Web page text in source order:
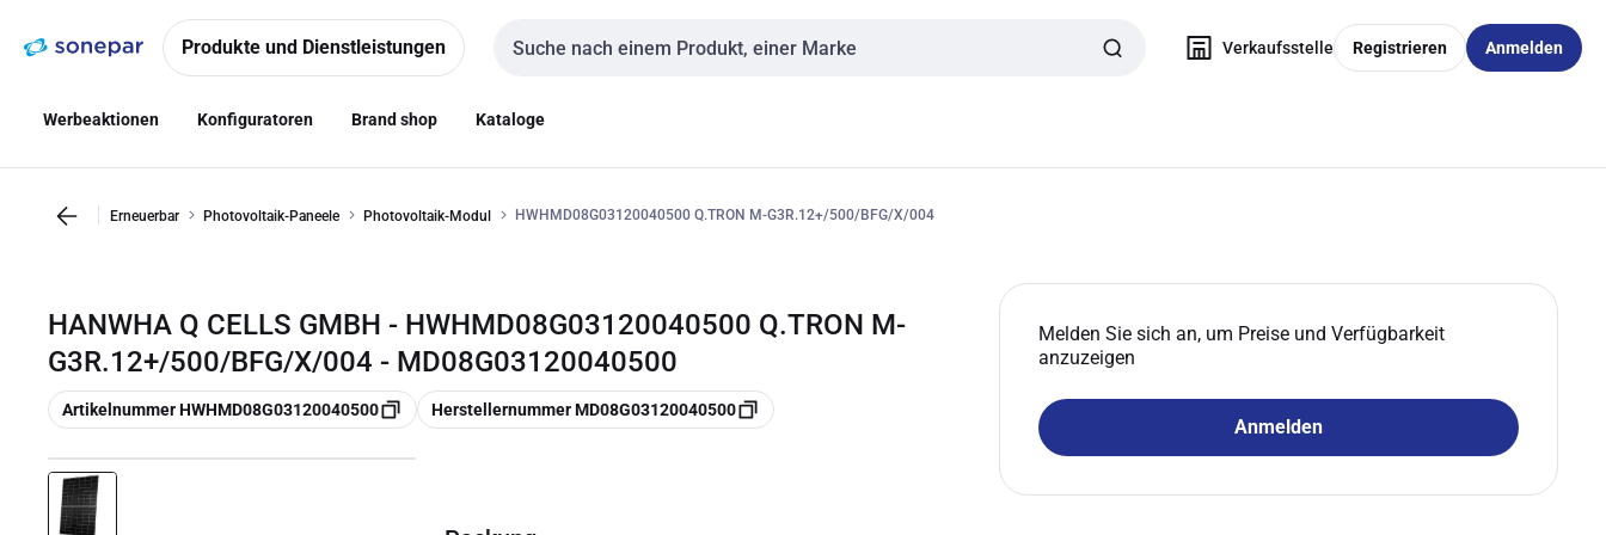
NavigationInhalt
Produkte und Dienstleistungen
Sucheingabe
Verkaufsstelle Registrieren Anmelden
Werbeaktionen Konfiguratoren Brand shop Kataloge
Erneuerbar Photovoltaik-Paneele Photovoltaik-Modul HWHMD08G03120040500 Q.TRON M-G3R.12+/500/BFG/X/004
HANWHA Q CELLS GMBH - HWHMD08G03120040500 Q.TRON M-
G3R.12+/500/BFG/X/004 - MD08G03120040500
Kopieren
Artikelnummer HWHMD08G03120040500 Kopieren
Herstellernummer MD08G03120040500
Melden Sie sich an, um Preise und Verfügbarkeit
anzuzeigen
Anmelden